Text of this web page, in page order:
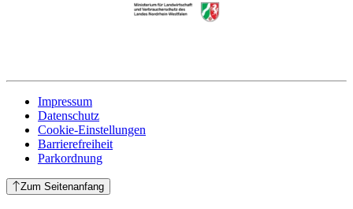
Impressum
Datenschutz
Cookie-Einstellungen
Barrierefreiheit
Parkordnung
Zum Seitenanfang